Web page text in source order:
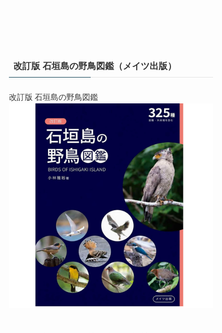
改訂版 石垣島の野鳥図鑑（メイツ出版）
改訂版 石垣島の野鳥図鑑